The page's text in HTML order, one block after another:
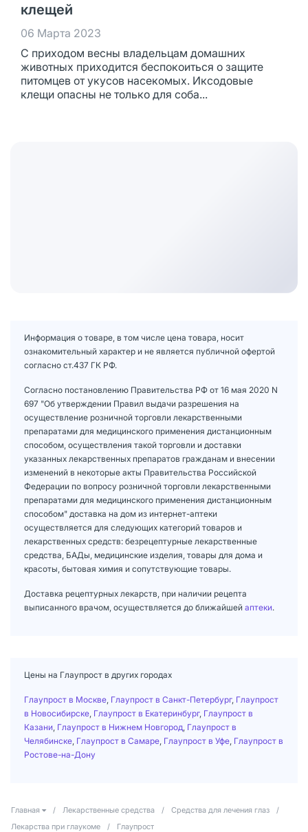
клещей
06 Марта 2023
С приходом весны владельцам домашних
животных приходится беспокоиться о защите
питомцев от укусов насекомых. Иксодовые
клещи опасны не только для соба...
Информация о товаре, в том числе цена товара, носит
ознакомительный характер и не является публичной офертой
согласно ст.437 ГК РФ.
Согласно постановлению Правительства РФ от 16 мая 2020 N
697 "Об утверждении Правил выдачи разрешения на
осуществление розничной торговли лекарственными
препаратами для медицинского применения дистанционным
способом, осуществления такой торговли и доставки
указанных лекарственных препаратов гражданам и внесении
изменений в некоторые акты Правительства Российской
Федерации по вопросу розничной торговли лекарственными
препаратами для медицинского применения дистанционным
способом" доставка на дом из интернет-аптеки
осуществляется для следующих категорий товаров и
лекарственных средств: безрецептурные лекарственные
средства, БАДы, медицинские изделия, товары для дома и
красоты, бытовая химия и сопутствующие товары.
Доставка рецептурных лекарств, при наличии рецепта
выписанного врачом, осуществляется до ближайшей аптеки.
Цены на Глаупрост в других городах
Глаупрост в Москве Глаупрост в Санкт-Петербург, Глаупрост
в Новосибирске Глаупрост в Екатеринбург, Глаупрост в
Казани Глаупрост в Нижнем Новгород Глаупрост в
Челябинске Глаупрост в Самаре Глаупрост в Уфе Глаупрост в
Ростове-на-Дону
Главная / Лекарственные средства / Средства для лечения глаз
/
Лекарства при глаукоме
/ Глаупрост